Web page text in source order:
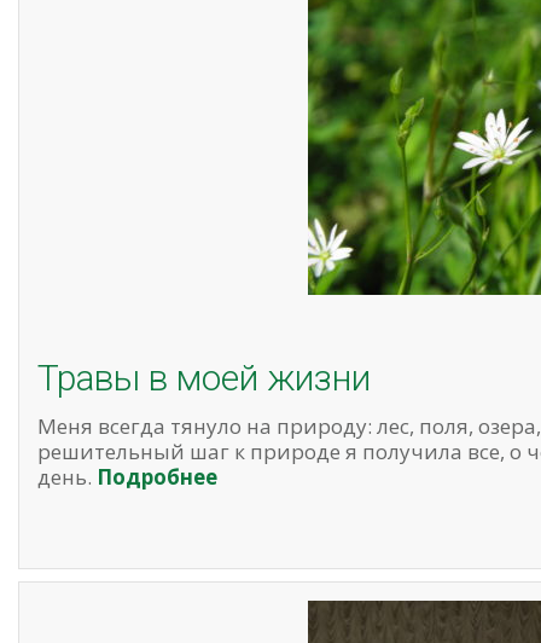
Травы в моей жизни
Меня всегда тянуло на природу: лес, поля,
решительный шаг к природе я получила все,
день. Подробнее